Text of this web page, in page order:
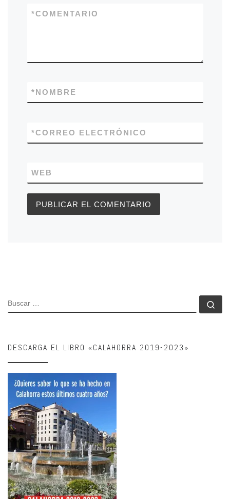
COMENTARIO
*
NOMBRE
*
CORREO ELECTRÓNICO
*
WEB
BUSCAR
DESCARGA EL LIBRO «CALAHORRA 2019-2023»